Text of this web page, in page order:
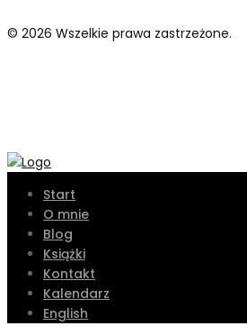
© 2026 Wszelkie prawa zastrzeżone.
Start
O mnie
Blog
Książki
Kontakt
Kalendarz
English